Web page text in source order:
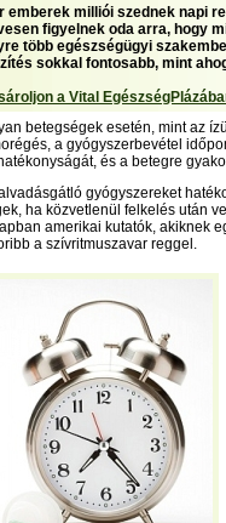
emberek milliói szednek napi
figyelnek oda arra, hogy
több egészségügyi
sokkal fontosabb, mint
a Vital
betegségek esetén, mint az
a gyógyszerbevétel
és a betegre
gyógyszereket
ha közvetlenül felkelés után
amerikai kutatók, akiknek
a szívritmuszavar reggel.